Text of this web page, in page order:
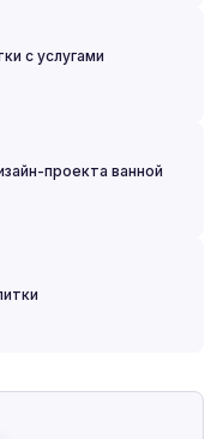
с услугами
проекта ванной